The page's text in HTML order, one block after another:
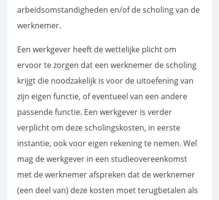
arbeidsomstandigheden en/of de scholing van de
werknemer.
Een werkgever heeft de wettelijke plicht om
ervoor te zorgen dat een werknemer de scholing
krijgt die noodzakelijk is voor de uitoefening van
zijn eigen functie, of eventueel van een andere
passende functie. Een werkgever is verder
verplicht om deze scholingskosten, in eerste
instantie, ook voor eigen rekening te nemen. Wel
mag de werkgever in een studieovereenkomst
met de werknemer afspreken dat de werknemer
(een deel van) deze kosten moet terugbetalen als